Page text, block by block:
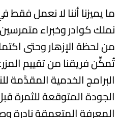
ما يميزنا أننا لا نعمل فقط
نملك كوادر وخبراء
من لحظة الإزهار وحتى
تُمكِّن فريقنا من تقييم
البرامج الخدمية المقدَّمة
الجودة المتوقعة للثمرة
المعرفة المتعمقة